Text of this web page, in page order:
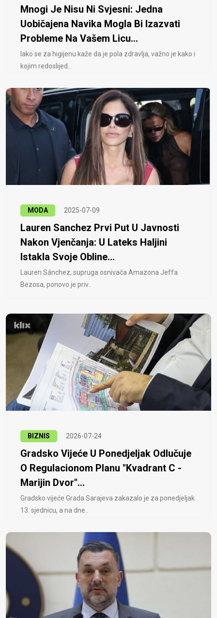
Mnogi Je Nisu Ni Svjesni: Jedna
Uobičajena Navika Mogla Bi Izazvati
Probleme Na Vašem Licu...
Iako se za higijenu kaže da je pola zdravlja, važno je kako i
kojim redoslijed..
MODA 2025-07-09
Lauren Sanchez Prvi Put U Javnosti
Nakon Vjenčanja: U Lateks Haljini
Istakla Svoje Obline...
Lauren Sánchez, supruga osnivača Amazona Jeffa
Bezosa, ponovo je priv..
BIZNIS 2026-07-24
Gradsko Vijeće U Ponedjeljak Odlučuje
O Regulacionom Planu "Kvadrant C -
Marijin Dvor"...
Gradsko vijeće Grada Sarajeva zakazalo je za ponedjeljak
13. sjednicu, a na dne..